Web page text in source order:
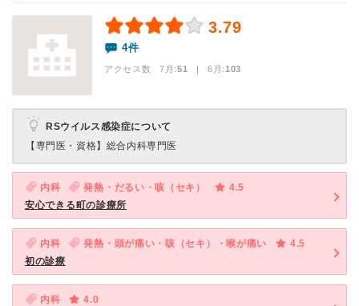
3.79
4件
アクセス数 7月:51 | 6月:103
RSウイルス感染症について
【専門医・資格】 総合内科専門医
内科 発熱・だるい・咳（セキ）
4.5
安心できる町の診療所
内科 発熱・頭が痛い・咳（セキ）・喉が痛い
4.5
初の診療
内科
4.0